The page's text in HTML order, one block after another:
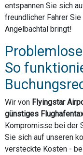
entspannen Sie sich
freundlicher Fahrer
Angelbachtal bringt!
So
Wir von Flyingstar
günstiges
Kompromisse bei der
Sie sich auf unseren
versteckte Kosten -